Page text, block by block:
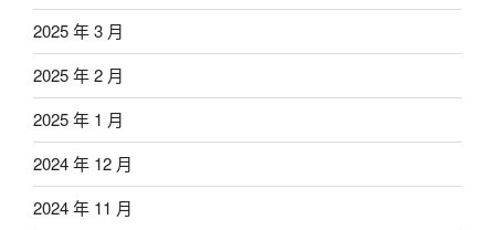
2025 年 3 月
2025 年 2 月
2025 年 1 月
2024 年 12 月
2024 年 11 月